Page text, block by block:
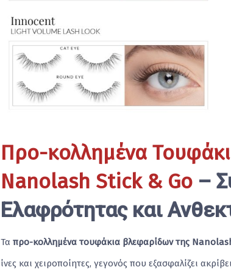
Προ-κολλημένα
Nanolash Stick & Go –
Ελαφρότητας και
Τα προ-κολλημένα τουφάκια βλεφαρίδων της
ίνες και χειροποίητες, γεγονός που εξασφαλίζει